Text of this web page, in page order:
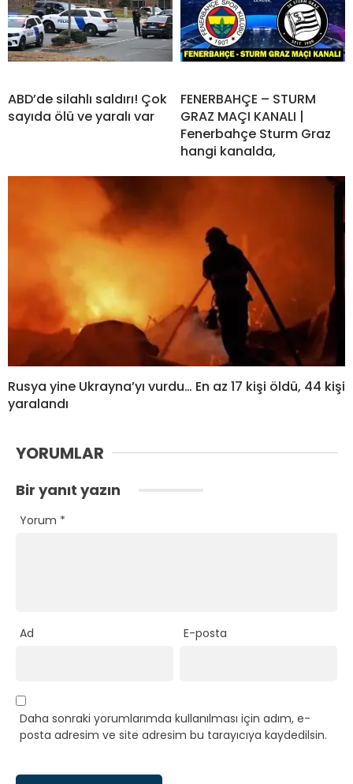
ABD’de silahlı saldırı! Çok
sayıda ölü ve yaralı var
FENERBAHÇE – STURM
GRAZ MAÇI KANALI |
Fenerbahçe Sturm Graz
hangi kanalda,
Rusya yine Ukrayna’yı vurdu… En az 17 kişi öldü, 44 kişi
yaralandı
YORUMLAR
Bir yanıt yazın
Yorum *
Ad E-posta
Daha sonraki yorumlarımda kullanılması için adım, e-
posta adresim ve site adresim bu tarayıcıya kaydedilsin.